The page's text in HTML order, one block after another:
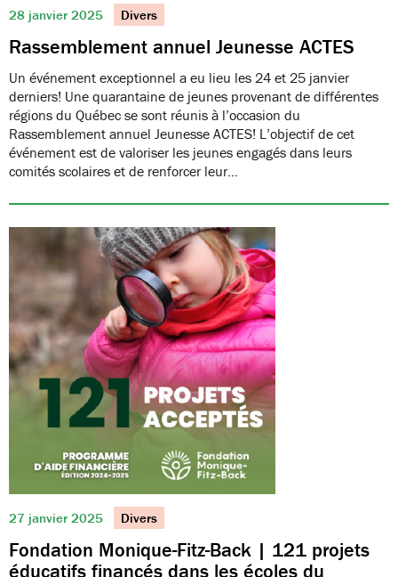
28 janvier 2025 Divers
Rassemblement annuel Jeunesse ACTES
Un événement exceptionnel a eu lieu les 24 et 25 janvier
derniers! Une quarantaine de jeunes provenant de différentes
régions du Québec se sont réunis à l’occasion du
Rassemblement annuel Jeunesse ACTES! L’objectif de cet
événement est de valoriser les jeunes engagés dans leurs
comités scolaires et de renforcer leur…
27 janvier 2025 Divers
Fondation Monique-Fitz-Back | 121 projets
éducatifs financés dans les écoles du